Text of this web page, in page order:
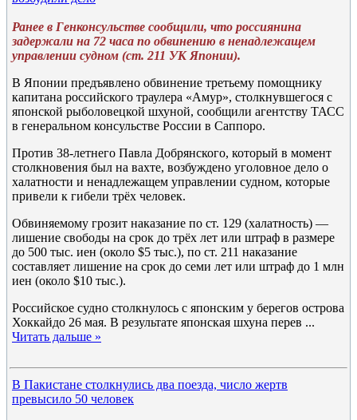
Ранее в Генконсульстве сообщили, что россиянина
задержали на 72 часа по обвинению в ненадлежащем
управлении судном (ст. 211 УК Японии).
В Японии предъявлено обвинение третьему помощнику
капитана российского траулера «Амур», столкнувшегося с
японской рыболовецкой шхуной, сообщили агентству ТАСС
в генеральном консульстве России в Саппоро.
Против 38-летнего Павла Добрянского, который в момент
столкновения был на вахте, возбуждено уголовное дело о
халатности и ненадлежащем управлении судном, которые
привели к гибели трёх человек.
Обвиняемому грозит наказание по ст. 129 (халатность) —
лишение свободы на срок до трёх лет или штраф в размере
до 500 тыс. иен (около $5 тыс.), по ст. 211 наказание
составляет лишение на срок до семи лет или штраф до 1 млн
иен (около $10 тыс.).
Российское судно столкнулось с японским у берегов острова
Хоккайдо 26 мая. В результате японская шхуна перев ...
Читать дальше »
В Пакистане столкнулись два поезда, число жертв
превысило 50 человек